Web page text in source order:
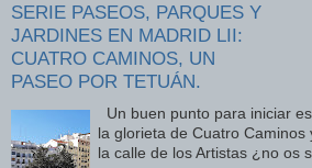
SERIE PASEOS, PARQUES Y
JARDINES EN MADRID LII:
CUATRO CAMINOS, UN
PASEO POR TETUÁN.
Un buen punto para iniciar
la glorieta de Cuatro Caminos
la calle de los Artistas ¿no os